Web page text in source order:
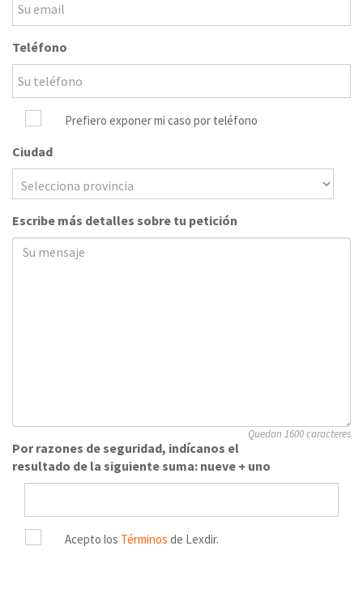
Teléfono
Prefiero exponer mi caso por teléfono
Ciudad
Escribe más detalles sobre tu petición
Quedan 1600 caracteres
Por razones de seguridad, indícanos el
resultado de la siguiente suma: nueve + uno
Acepto los Términos de Lexdir.